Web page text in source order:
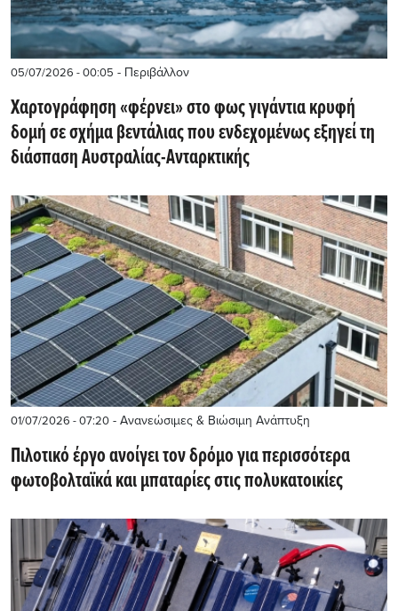
05/07/2026 - 00:05 - Περιβάλλον
Χαρτογράφηση «φέρνει» στο φως γιγάντια κρυφή
δομή σε σχήμα βεντάλιας που ενδεχομένως εξηγεί τη
διάσπαση Αυστραλίας-Ανταρκτικής
01/07/2026 - 07:20 - Ανανεώσιμες & Βιώσιμη Ανάπτυξη
Πιλοτικό έργο ανοίγει τον δρόμο για περισσότερα
φωτοβολταϊκά και μπαταρίες στις πολυκατοικίες